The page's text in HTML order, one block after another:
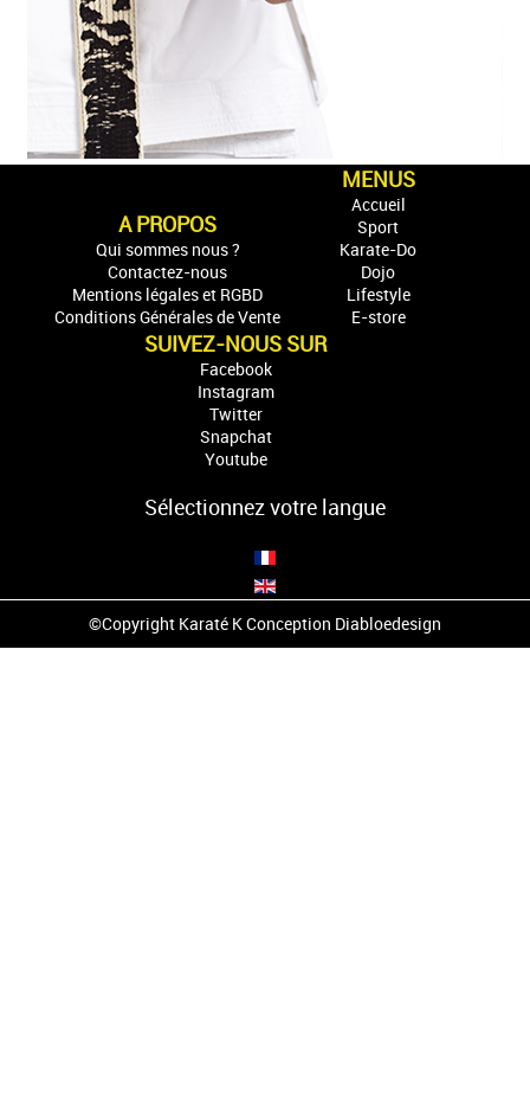
A PROPOS
Qui sommes nous ?
Contactez-nous
Mentions légales et RGBD
Conditions Générales de Vente
MENUS
Accueil
Sport
Karate-Do
Dojo
Lifestyle
E-store
SUIVEZ-NOUS SUR
Facebook
Instagram
Twitter
Snapchat
Youtube
Sélectionnez votre langue
©Copyright Karaté K Conception Diabloedesign